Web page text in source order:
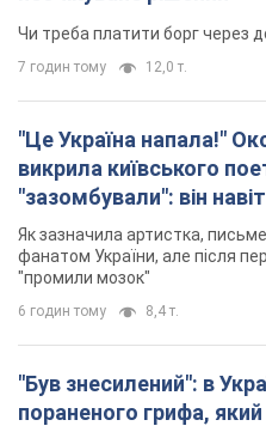
Чи треба платити борг через
7 годин тому 12,0 т.
"Це Україна напала!"
викрила київського
"зазомбували": він
не знав, а тепер хоче
українців
Як зазначила артистка,
фанатом України, але після
"промили мозок"
6 годин тому 8,4 т.
"Був знесилений": в
пораненого грифа,